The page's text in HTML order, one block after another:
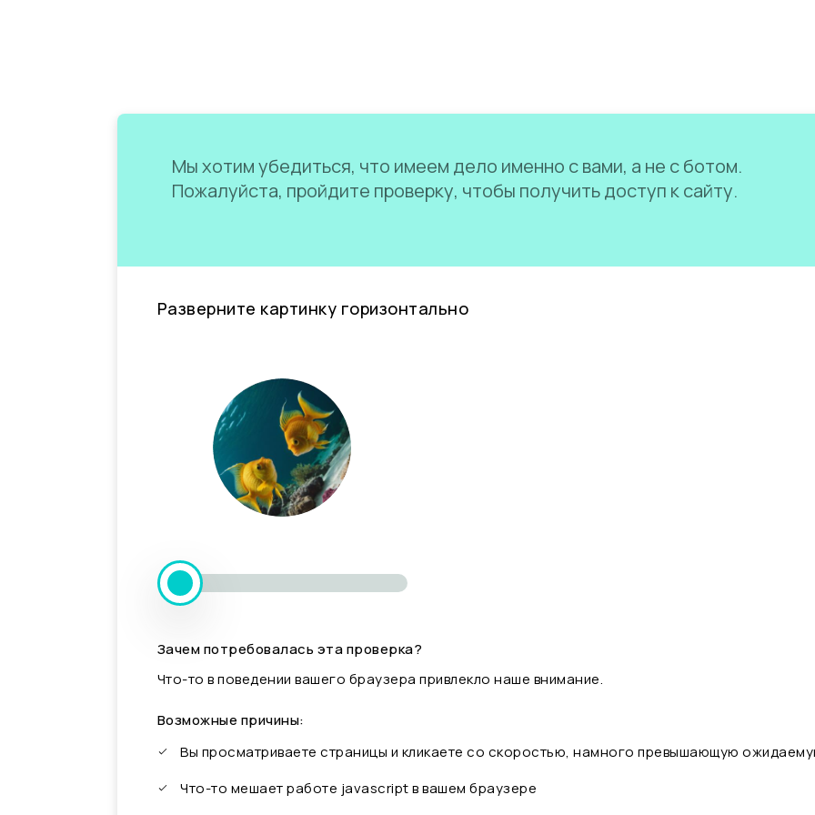
Мы хотим убедиться, что имеем дело именно с вами, а не с ботом.
Пожалуйста, пройдите проверку, чтобы получить доступ к сайту.
Разверните картинку горизонтально
Зачем потребовалась эта проверка?
Что-то в поведении вашего браузера привлекло наше внимание.
Возможные причины:
Вы просматриваете страницы и кликаете со скоростью, намного превышающую
Что-то мешает работе javascript в вашем браузере